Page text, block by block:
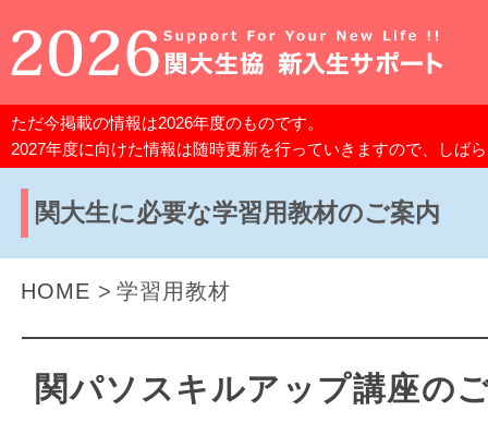
ただ今掲載の情報は2026年度のものです。
2027年度に向けた情報は随時更新を行っていきますので、しば
関大生に必要な学習用教材のご案内
HOME 学習用教材
関パソスキルアップ講座の